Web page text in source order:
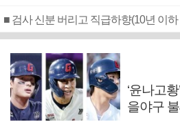
‘윤나고
을야구